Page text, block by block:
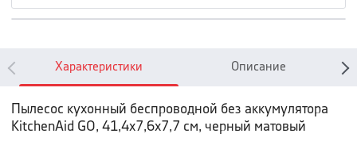
Характеристики Описание
Пылесос кухонный беспроводной без аккумулятора
KitchenAid GO, 41,4х7,6х7,7 см, черный матовый